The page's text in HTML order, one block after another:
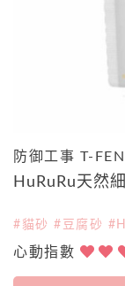
防御工事 T-
HuRuRu天然
#貓砂 #豆腐砂
心動指數